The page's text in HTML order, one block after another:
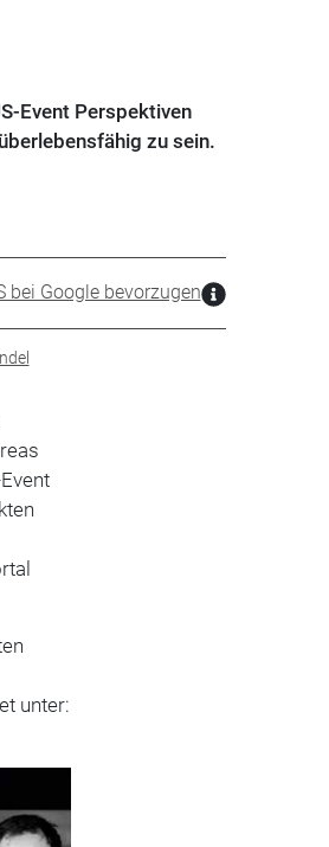
Event Perspektiven
zu sein.
bei Google bevorzugen
unter: